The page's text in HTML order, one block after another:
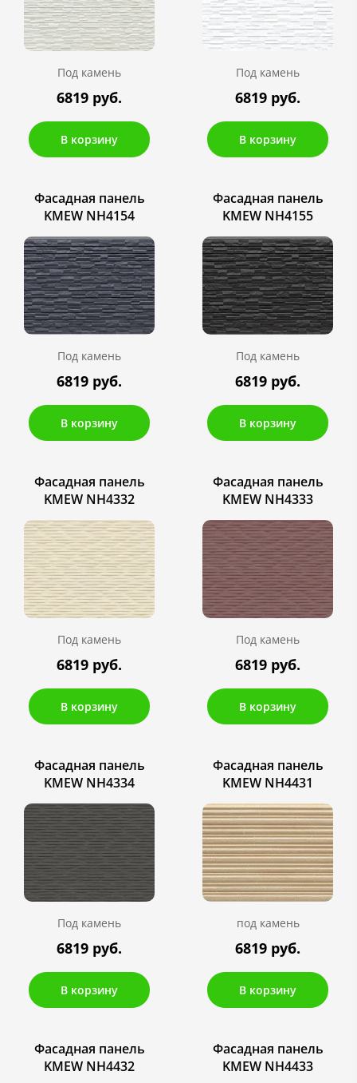
Под камень
6819 руб.
В корзину
Под камень
6819 руб.
В корзину
Фасадная панель
KMEW NH4154
Под камень
6819 руб.
В корзину
Фасадная панель
KMEW NH4155
Под камень
6819 руб.
В корзину
Фасадная панель
KMEW NH4332
Под камень
6819 руб.
В корзину
Фасадная панель
KMEW NH4333
Под камень
6819 руб.
В корзину
Фасадная панель
KMEW NH4334
Под камень
6819 руб.
В корзину
Фасадная панель
KMEW NH4431
под камень
6819 руб.
В корзину
Фасадная панель
KMEW NH4432
Фасадная панель
KMEW NH4433